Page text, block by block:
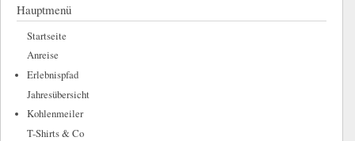
Hauptmenü
Startseite
Anreise
Erlebnispfad
Jahresübersicht
Kohlenmeiler
T-Shirts & Co